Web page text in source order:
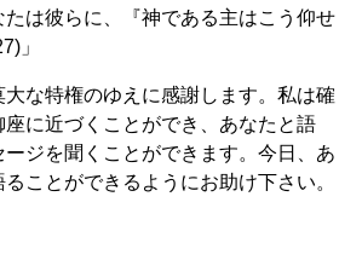
は彼らに、『神である主はこう仰せ
」
な特権のゆえに感謝します。私は確
に近づくことができ、あなたと語
ージを聞くことができます。今日、あ
ことができるようにお助け下さい。